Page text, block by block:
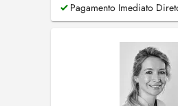
Pagamento Imediato